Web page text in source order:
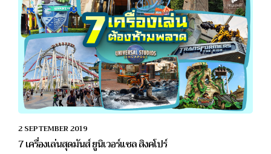
2 SEPTEMBER 2019
7 เครื่องเล่นสุดมันส์ ยูนิเวอร์แซล สิงคโปร์